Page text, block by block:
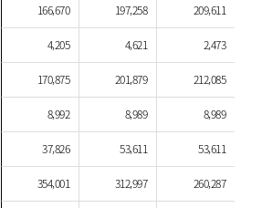
166,670 197,258 209,611
4,205 4,621 2,473
170,875 201,879 212,085
8,992 8,989 8,989
37,826 53,611 53,611
354,001 312,997 260,287